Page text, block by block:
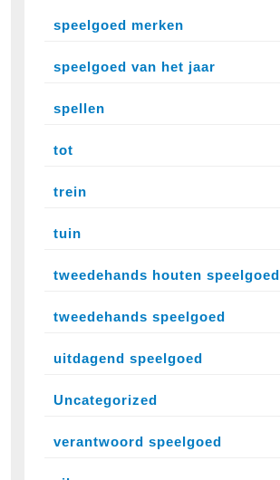
speelgoed merken
speelgoed van het jaar
spellen
tot
trein
tuin
tweedehands houten speelgoed
tweedehands speelgoed
uitdagend speelgoed
Uncategorized
verantwoord speelgoed